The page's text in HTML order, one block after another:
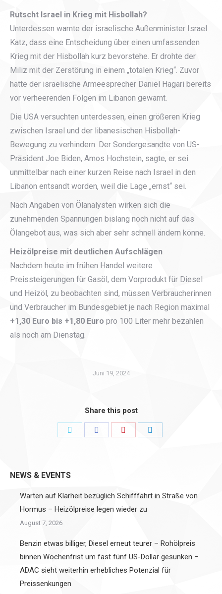
Rutscht Israel in Krieg mit Hisbollah?
Unterdessen warnte der israelische Außenminister Israel
Katz, dass eine Entscheidung über einen umfassenden
Krieg mit der Hisbollah kurz bevorstehe. Er drohte der
Miliz mit der Zerstörung in einem „totalen Krieg“. Zuvor
hatte der israelische Armeesprecher Daniel Hagari bereits
vor verheerenden Folgen im Libanon gewarnt.
Die USA versuchten unterdessen, einen größeren Krieg
zwischen Israel und der libanesischen Hisbollah-
Bewegung zu verhindern. Der Sondergesandte von US-
Präsident Joe Biden, Amos Hochstein, sagte, er sei
unmittelbar nach einer kurzen Reise nach Israel in den
Libanon entsandt worden, weil die Lage „ernst“ sei.
Nach Angaben von Ölanalysten wirken sich die
zunehmenden Spannungen bislang noch nicht auf das
Ölangebot aus, was sich aber sehr schnell ändern könne.
Heizölpreise mit deutlichen Aufschlägen
Nachdem heute im frühen Handel weitere
Preissteigerungen für Gasöl, dem Vorprodukt für Diesel
und Heizöl, zu beobachten sind, müssen Verbraucherinnen
und Verbraucher im Bundesgebiet je nach Region maximal
+1,30 Euro bis +1,80 Euro pro 100 Liter mehr bezahlen
als noch am Dienstag.
Juni 19, 2024
Share this post
NEWS & EVENTS
Warten auf Klarheit bezüglich Schifffahrt in Straße von
Hormus – Heizölpreise legen wieder zu
August 7, 2026
Benzin etwas billiger, Diesel erneut teurer – Rohölpreis
binnen Wochenfrist um fast fünf US-Dollar gesunken –
ADAC sieht weiterhin erhebliches Potenzial für
Preissenkungen